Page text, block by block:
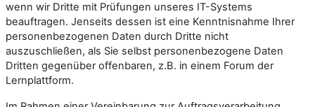
wenn wir Dritte mit Prüfungen unseres IT-Systems
beauftragen. Jenseits dessen ist eine Kenntnisnahme Ihrer
personenbezogenen Daten durch Dritte nicht
auszuschließen, als Sie selbst personenbezogene Daten
Dritten gegenüber offenbaren, z.B. in einem Forum der
Lernplattform.